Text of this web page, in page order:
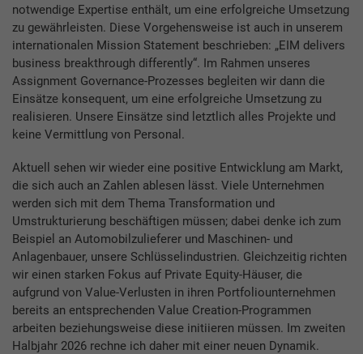
notwendige Expertise enthält, um eine erfolgreiche Umsetzung
zu gewährleisten. Diese Vorgehensweise ist auch in unserem
internationalen Mission Statement beschrieben: „EIM delivers
business breakthrough differently“. Im Rahmen unseres
Assignment Governance-Prozesses begleiten wir dann die
Einsätze konsequent, um eine erfolgreiche Umsetzung zu
realisieren. Unsere Einsätze sind letztlich alles Projekte und
keine Vermittlung von Personal.
Aktuell sehen wir wieder eine positive Entwicklung am Markt,
die sich auch an Zahlen ablesen lässt. Viele Unternehmen
werden sich mit dem Thema Transformation und
Umstrukturierung beschäftigen müssen; dabei denke ich zum
Beispiel an Automobilzulieferer und Maschinen- und
Anlagenbauer, unsere Schlüsselindustrien. Gleichzeitig richten
wir einen starken Fokus auf Private Equity-Häuser, die
aufgrund von Value-Verlusten in ihren Portfoliounternehmen
bereits an entsprechenden Value Creation-Programmen
arbeiten beziehungsweise diese initiieren müssen. Im zweiten
Halbjahr 2026 rechne ich daher mit einer neuen Dynamik.